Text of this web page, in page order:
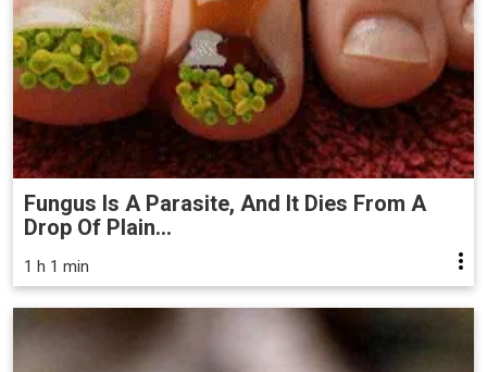
Fungus Is A Parasite, And It Dies From A
Drop Of Plain...
1 h 1 min